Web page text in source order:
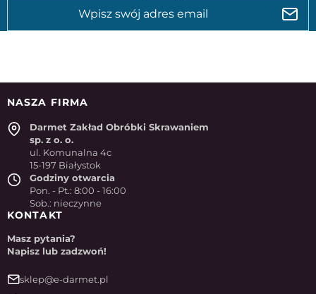
NASZA FIRMA
Darmet Zakład Obróbki Skrawaniem
sp. z o. o.
ul. Komunalna 4c
15-197 Białystok
Godziny otwarcia
Pon. - Pt.: 8:00 - 16:00
Sob.: nieczynne
KONTAKT
Masz pytania?
Napisz lub zadzwoń!
sklep@e-darmet.pl